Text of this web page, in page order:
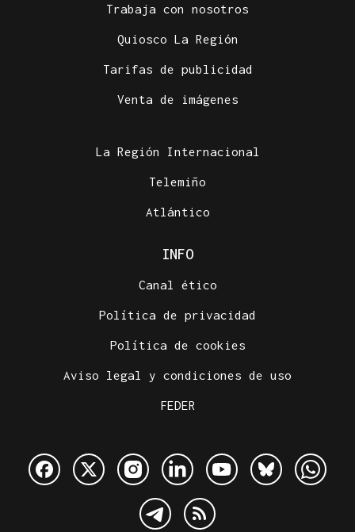
Trabaja con nosotros
Quiosco La Región
Tarifas de publicidad
Venta de imágenes
La Región Internacional
Telemiño
Atlántico
INFO
Canal ético
Política de privacidad
Política de cookies
Aviso legal y condiciones de uso
FEDER